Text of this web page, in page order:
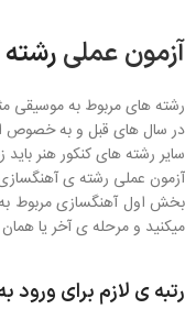
آزمون عملی
رشته های مربوط به موسیقی
سایر رشته های کنکور هنر
آزمون عملی رشته ی
میکنید و مرحله ی آخر یا
رتبه ی لازم برای ورود